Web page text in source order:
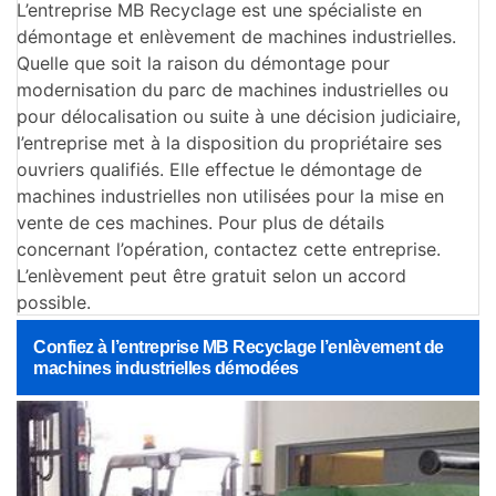
L’entreprise MB Recyclage est une spécialiste en
démontage et enlèvement de machines industrielles.
Quelle que soit la raison du démontage pour
modernisation du parc de machines industrielles ou
pour délocalisation ou suite à une décision judiciaire,
l’entreprise met à la disposition du propriétaire ses
ouvriers qualifiés. Elle effectue le démontage de
machines industrielles non utilisées pour la mise en
vente de ces machines. Pour plus de détails
concernant l’opération, contactez cette entreprise.
L’enlèvement peut être gratuit selon un accord
possible.
Confiez à l’entreprise MB Recyclage l’enlèvement de
machines industrielles démodées